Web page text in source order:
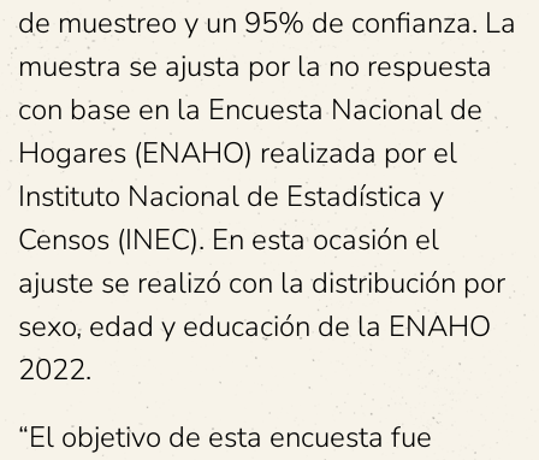
de muestreo y un 95% de confianza. La
muestra se ajusta por la no respuesta
con base en la Encuesta Nacional de
Hogares (ENAHO) realizada por el
Instituto Nacional de Estadística y
Censos (INEC). En esta ocasión el
ajuste se realizó con la distribución por
sexo, edad y educación de la ENAHO
2022.
“El objetivo de esta encuesta fue